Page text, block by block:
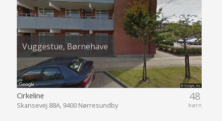
Vuggestue, Børnehave
48
børn
Cirkeline
Skansevej 88A, 9400 Nørresundby